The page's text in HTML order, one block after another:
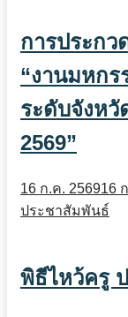
การประก
“งานมหก
ระดับจังห
2569”
16 ก.ค. 256916
ประชาสัมพันธ์
พิธีไหว้ครู